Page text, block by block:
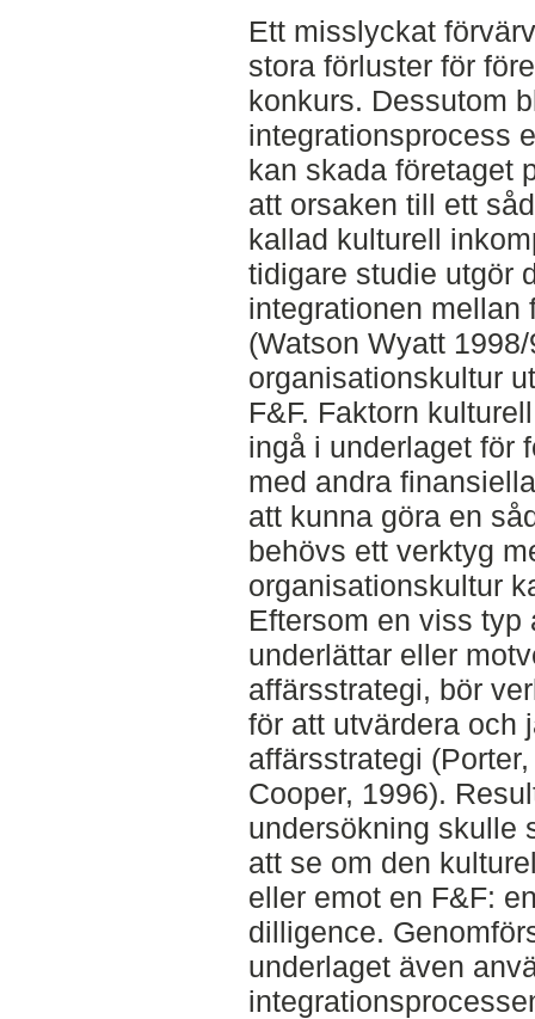
Ett misslyckat
stora förluster för
konkurs. Dessutom
integrationsprocess
kan skada företaget
att orsaken till ett
kallad kulturell
tidigare studie utgör
integrationen mellan
(Watson Wyatt
organisationskultur
F&F. Faktorn
ingå i underlaget för
med andra
att kunna göra en
behövs ett verktyg
organisationskultur
Eftersom en viss
underlättar eller
affärsstrategi, bör
för att utvärdera och
affärsstrategi
Cooper, 1996).
undersökning skulle
att se om den
eller emot en F&F:
dilligence.
underlaget även